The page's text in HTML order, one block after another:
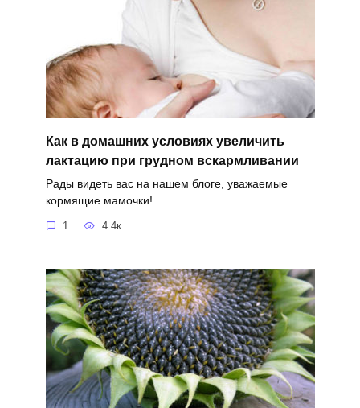
Как в домашних условиях увеличить
лактацию при грудном вскармливании
Рады видеть вас на нашем блоге, уважаемые
кормящие мамочки!
1 4.4к.